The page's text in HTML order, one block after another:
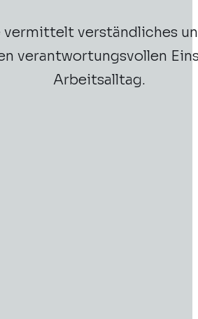
vermittelt verständliches
verantwortungsvollen
Arbeitsalltag.